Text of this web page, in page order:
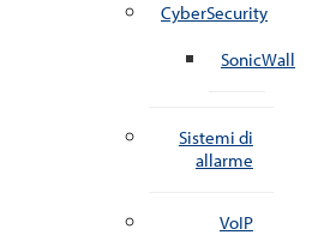
CyberSecurity
SonicWall
Sistemi di
allarme
VoIP